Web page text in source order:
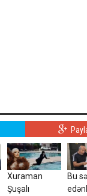
Xuraman
Şuşalı
Bu